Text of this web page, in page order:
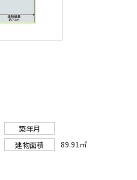
築年月
建物面積 89.91㎡